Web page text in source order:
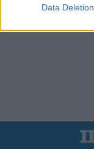
Data Deletion